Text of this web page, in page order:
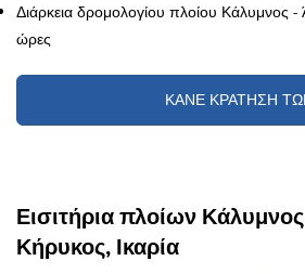
Διάρκεια δρομολογίου πλοίου Κάλυμνος -
ώρες
ΚΑΝΕ ΚΡΑΤΗΣΗ
Εισιτήρια πλοίων
Κήρυκος, Ικαρία